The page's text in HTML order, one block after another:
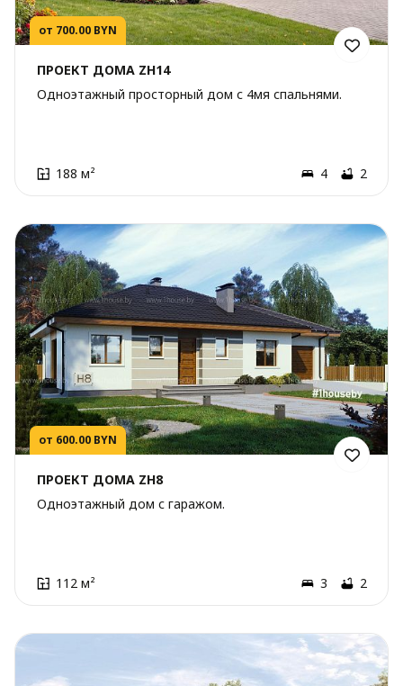
от 700.00 BYN
ПРОЕКТ ДОМА ZH14
Одноэтажный просторный дом с 4мя спальнями.
188 м² 4 2
от 600.00 BYN
ПРОЕКТ ДОМА ZH8
Одноэтажный дом с гаражом.
112 м² 3 2